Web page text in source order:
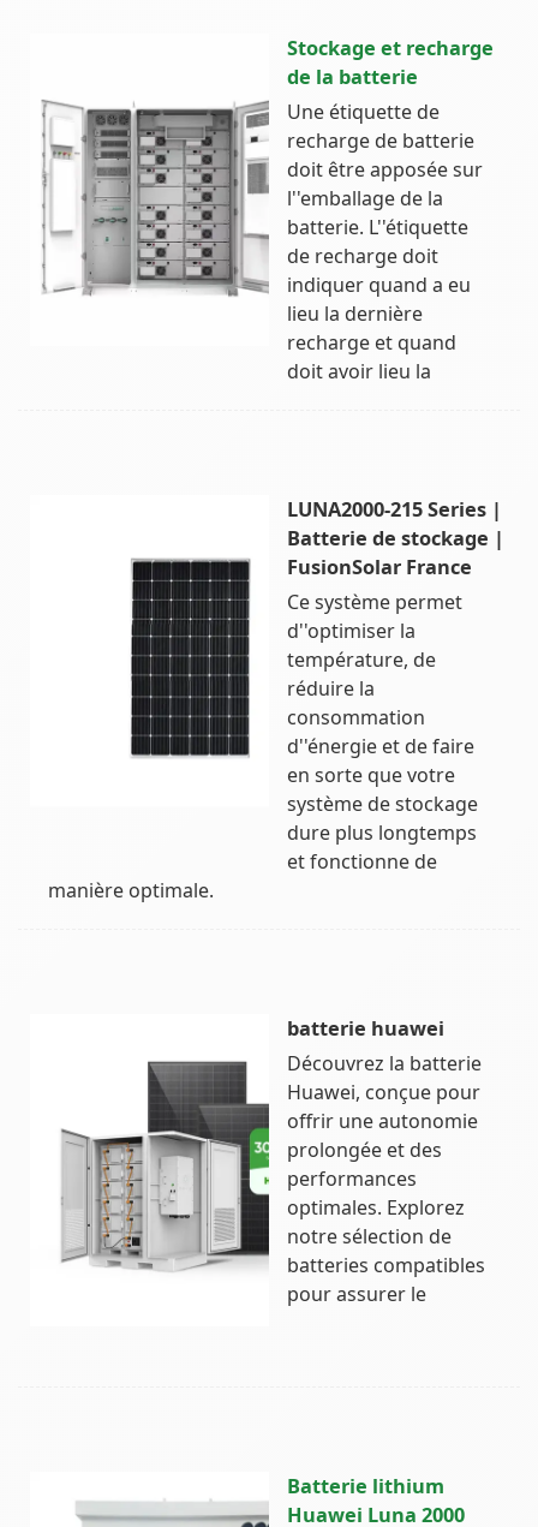
Stockage et recharge
de la batterie
Une étiquette de
recharge de batterie
doit être apposée sur
l''emballage de la
batterie. L''étiquette
de recharge doit
indiquer quand a eu
lieu la dernière
recharge et quand
doit avoir lieu la
LUNA2000-215 Series |
Batterie de stockage |
FusionSolar France
Ce système permet
d''optimiser la
température, de
réduire la
consommation
d''énergie et de faire
en sorte que votre
système de stockage
dure plus longtemps
et fonctionne de
manière optimale.
batterie huawei
Découvrez la batterie
Huawei, conçue pour
offrir une autonomie
prolongée et des
performances
optimales. Explorez
notre sélection de
batteries compatibles
pour assurer le
Batterie lithium
Huawei Luna 2000